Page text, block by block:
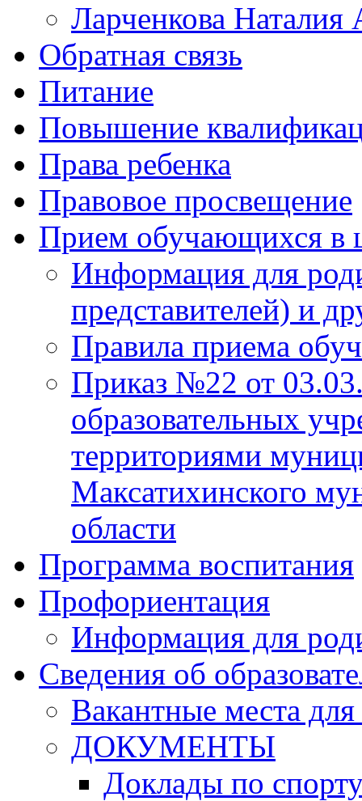
Ларченкова Наталия
Обратная связь
Питание
Повышение
Права ребенка
Правовое просвещение
Прием обучающихся в
Информация для
представителей) и
Правила приема
Приказ №22 от
образовательных
территориями
Максатихинского
области
Программа воспитания
Профориентация
Информация для
Сведения об
Вакантные места
ДОКУМЕНТЫ
Доклады по